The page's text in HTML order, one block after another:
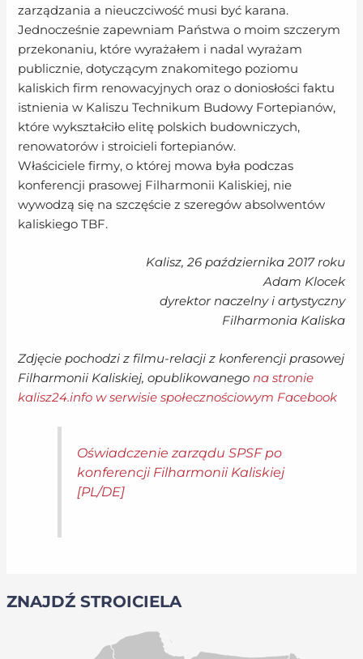
ZNAJDŹ STROICIELA
zarządzania a nieuczciwość musi być karana.
Jednocześnie zapewniam Państwa o moim szczerym
przekonaniu, które wyrażałem i nadal wyrażam
publicznie, dotyczącym znakomitego poziomu
kaliskich firm renowacyjnych oraz o doniosłości faktu
istnienia w Kaliszu Technikum Budowy Fortepianów,
które wykształciło elitę polskich budowniczych,
renowatorów i stroicieli fortepianów.
Właściciele firmy, o której mowa była podczas
konferencji prasowej Filharmonii Kaliskiej, nie
wywodzą się na szczęście z szeregów absolwentów
kaliskiego TBF.
Kalisz, 26 października 2017 roku
Adam Klocek
dyrektor naczelny i artystyczny
Filharmonia Kaliska
Zdjęcie pochodzi z filmu-relacji z konferencji prasowej
Filharmonii Kaliskiej, opublikowanegona stronie
kalisz24.info w serwisie społecznościowym Facebook
Oświadczenie zarządu SPSF po
konferencji Filharmonii Kaliskiej
[PL/DE]